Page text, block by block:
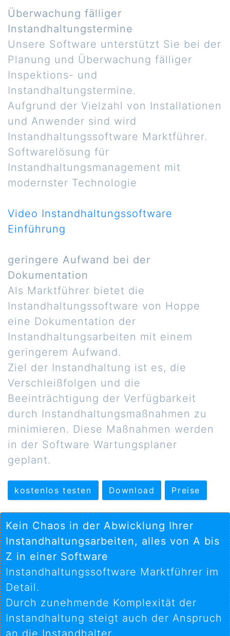
Überwachung fälliger
Instandhaltungstermine
Unsere Software unterstützt Sie bei der
Planung und Überwachung fälliger
Inspektions- und
Instandhaltungstermine.
Aufgrund der Vielzahl von Installationen
und Anwender sind wird
Instandhaltungssoftware Marktführer.
Softwarelösung für
Instandhaltungsmanagement mit
modernster Technologie
Video Instandhaltungssoftware
Einführung
geringere Aufwand bei der
Dokumentation
Als Marktführer bietet die
Instandhaltungssoftware von Hoppe
eine Dokumentation der
Instandhaltungsarbeiten mit einem
geringerem Aufwand.
Ziel der Instandhaltung ist es, die
Verschleißfolgen und die
Beeinträchtigung der Verfügbarkeit
durch Instandhaltungsmaßnahmen zu
minimieren. Diese Maßnahmen werden
in der Software Wartungsplaner
geplant.
kostenlos testen Download Preise
Kein Chaos in der Abwicklung Ihrer
Instandhaltungsarbeiten, alles von A bis
Z in einer Software
Instandhaltungssoftware Marktführer im
Detail.
Durch zunehmende Komplexität der
Instandhaltung steigt auch der Anspruch